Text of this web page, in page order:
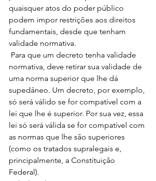
quaisquer atos do poder público
podem impor restrições aos direitos
fundamentais, desde que tenham
validade normativa.
normativa, deve retirar sua validade de
uma norma superior que lhe dá
supedâneo. Um decreto, por exemplo,
só será válido se for compatível com a
lei que lhe é superior. Por sua vez, essa
lei só será válida se for compatível com
as normas que lhe são superiores
(como os tratados supralegais e,
principalmente, a Constituição
Federal).